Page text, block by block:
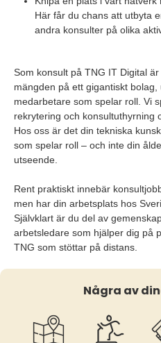
Här får du chans att utbyta
andra konsulter på olika
Som konsult på TNG IT Digital
mängden på ett gigantiskt
medarbetare som spelar roll. Vi
rekrytering och konsultuthyrning
Hos oss är det din tekniska
som spelar roll – och inte din
utseende.
Rent praktiskt innebär
men har din arbetsplats hos
Självklart är du del av
arbetsledare som hjälper dig på
TNG som stöttar på distans.
Några av